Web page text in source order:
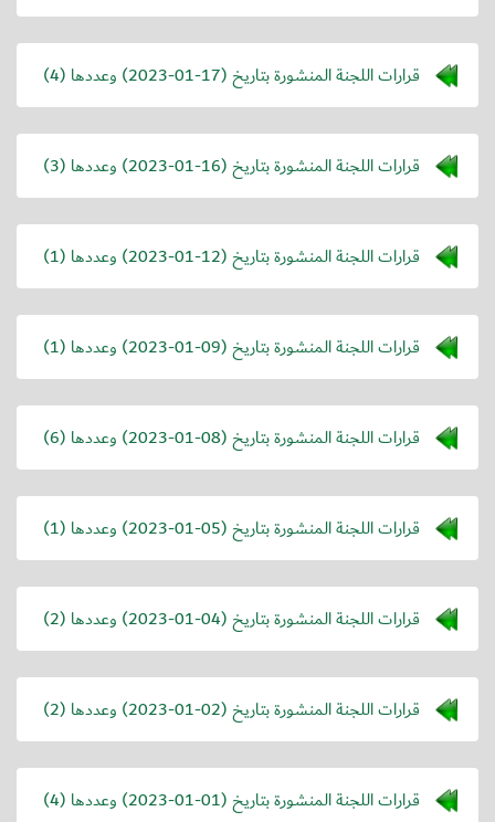
قرارات اللجنة المنشورة بتاريخ (2023-01-17) وعددها (4)
قرارات اللجنة المنشورة بتاريخ (2023-01-16) وعددها (3)
قرارات اللجنة المنشورة بتاريخ (2023-01-12) وعددها (1)
قرارات اللجنة المنشورة بتاريخ (2023-01-09) وعددها (1)
قرارات اللجنة المنشورة بتاريخ (2023-01-08) وعددها (6)
قرارات اللجنة المنشورة بتاريخ (2023-01-05) وعددها (1)
قرارات اللجنة المنشورة بتاريخ (2023-01-04) وعددها (2)
قرارات اللجنة المنشورة بتاريخ (2023-01-02) وعددها (2)
قرارات اللجنة المنشورة بتاريخ (2023-01-01) وعددها (4)